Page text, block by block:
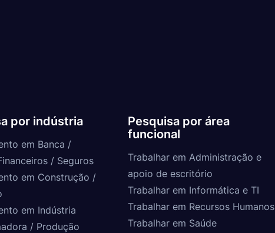
por indústria
em Banca /
/ Seguros
em Construção /
em Indústria
/ Produção
Pesquisa por área
funcional
Trabalhar em Administração e
apoio de escritório
Trabalhar em Informática e TI
Trabalhar em Recursos Humanos
Trabalhar em Saúde